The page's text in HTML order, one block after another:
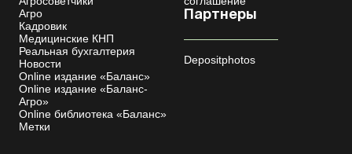
Агро
Кадровик
Медицинские КНП
Реальная бухгалтерия
Новости
Online издание «Баланс»
Online издание «Баланс-
Агро»
Online библиотека «Баланс»
Метки
Партнеры
Depositphotos